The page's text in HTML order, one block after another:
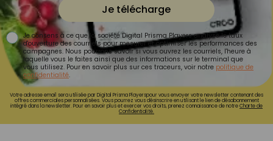
Je télécharge
Je consens à ce que la société Digital Prisma Players analyse le taux
d'ouverture des courriels pour mesurer et optimiser les performances des
campagnes. Nous pourrons savoir si vous ouvrez les courriels, l'heure à
laquelle vous le faites ainsi que des informations sur le terminal que
vous utilisez. Pour en savoir plus sur ces traceurs, voir notre politique de
confidentialité.
Votre adresse email sera utilisée par Digital Prisma Playerspour vous envoyer votre newsletter contenant des
offres commerciales personnalisées. Vous pourrez vous désinscrire en utilisant le lien de désabonnement
intégré dans la newsletter. Pour en savoir plus et exercer vos droits, prenez connaissance de notreCharte de
Confidentialité.